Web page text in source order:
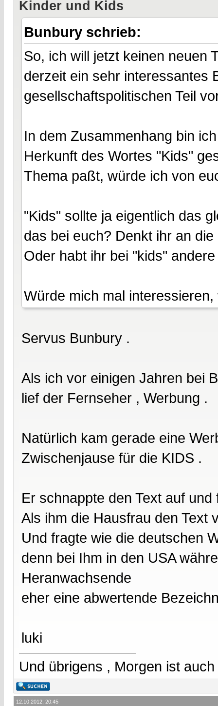
Kinder und Kids
Bunbury schrieb:
So, ich will jetzt keinen neuen
derzeit ein sehr interessantes
gesellschaftspolitischen Teil
In dem Zusammenhang bin
Herkunft des Wortes "Kids"
Thema paßt, würde ich von
"Kids" sollte ja eigentlich das
das bei euch? Denkt ihr an
Oder habt ihr bei "kids"
Würde mich mal
Servus Bunbury .
Als ich vor einigen Jahren bei
lief der Fernseher , Werbung .
Natürlich kam gerade eine
Zwischenjause für die KIDS .
Er schnappte den Text auf und
Als ihm die Hausfrau den Text
Und fragte wie die deutschen
denn bei Ihm in den USA
Heranwachsende
eher eine abwertende
luki
Und übrigens , Morgen ist
12.10.2012, 20:45